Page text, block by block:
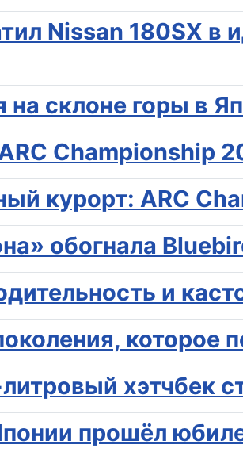
Nissan 180SX в
на склоне горы в
Championship
курорт: ARC
обогнала
и
которое
хэтчбек
прошёл